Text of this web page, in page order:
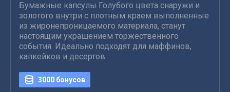
Бумажные капсулы Голубого цвета снаружи и
золотого внутри с плотным краем выполненные
из жиронепроницаемого материала, станут
настоящим украшением торжественного
события. Идеально подходят для маффинов,
капкейков и десертов.
3000 бонусов